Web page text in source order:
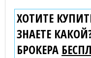
ХОТИТЕ
ЗНАЕТЕ
БРОКЕРА